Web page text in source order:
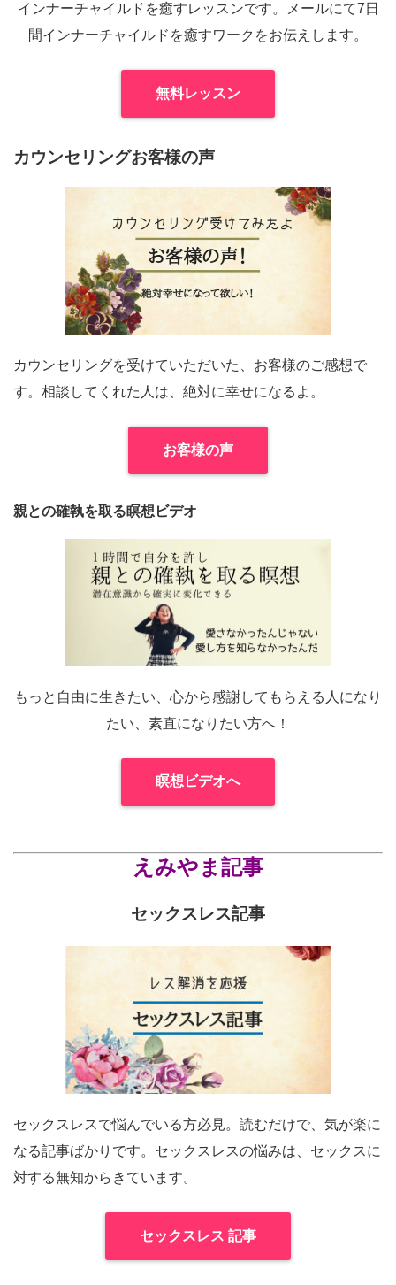
インナーチャイルドを癒すレッスンです。メールにて7日
間インナーチャイルドを癒すワークをお伝えします。
無料レッスン
カウンセリングお客様の声
カウンセリングを受けていただいた、お客様のご感想で
す。相談してくれた人は、絶対に幸せになるよ。
お客様の声
親との確執を取る瞑想ビデオ
もっと自由に生きたい、心から感謝してもらえる人になり
たい、素直になりたい方へ！
瞑想ビデオへ
えみやま記事
セックスレス記事
セックスレスで悩んでいる方必見。読むだけで、気が楽に
なる記事ばかりです。セックスレスの悩みは、セックスに
対する無知からきています。
セックスレス 記事